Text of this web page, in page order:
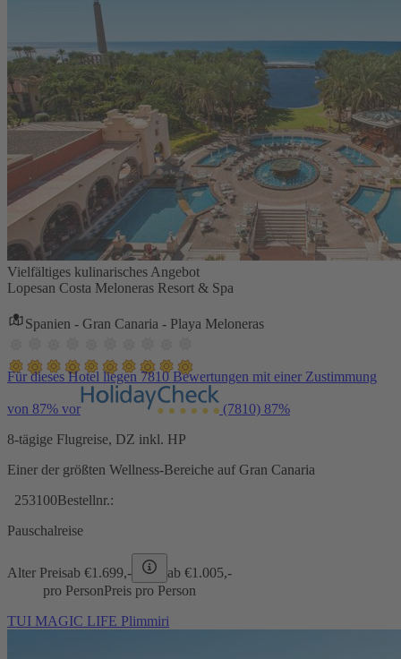
Vielfältiges kulinarisches Angebot
Lopesan Costa Meloneras Resort & Spa
Spanien - Gran Canaria - Playa Meloneras
Für dieses Hotel liegen 7810 Bewertungen mit einer Zustimmung
von 87% vor (7810) 87%
8-tägige Flugreise, DZ inkl. HP
Einer der größten Wellness-Bereiche auf Gran Canaria
253100Bestellnr.:
Pauschalreise
Alter Preisab €1.699,- ab €1.005,-
pro PersonPreis pro Person
TUI MAGIC LIFE Plimmiri